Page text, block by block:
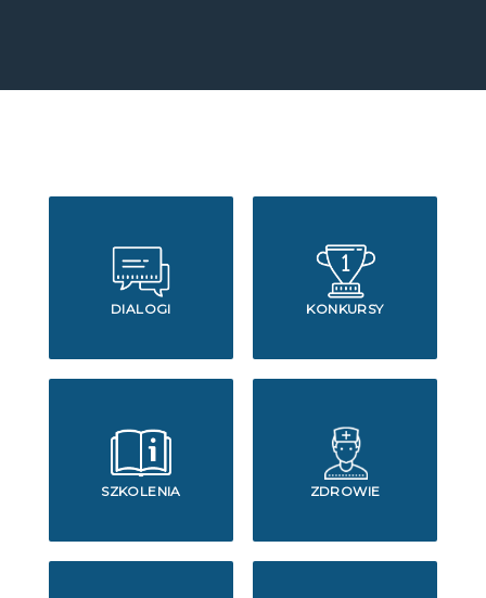
DIALOGI KONKURSY
SZKOLENIA ZDROWIE